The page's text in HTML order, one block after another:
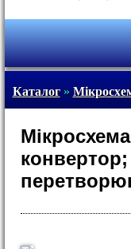
Каталог»